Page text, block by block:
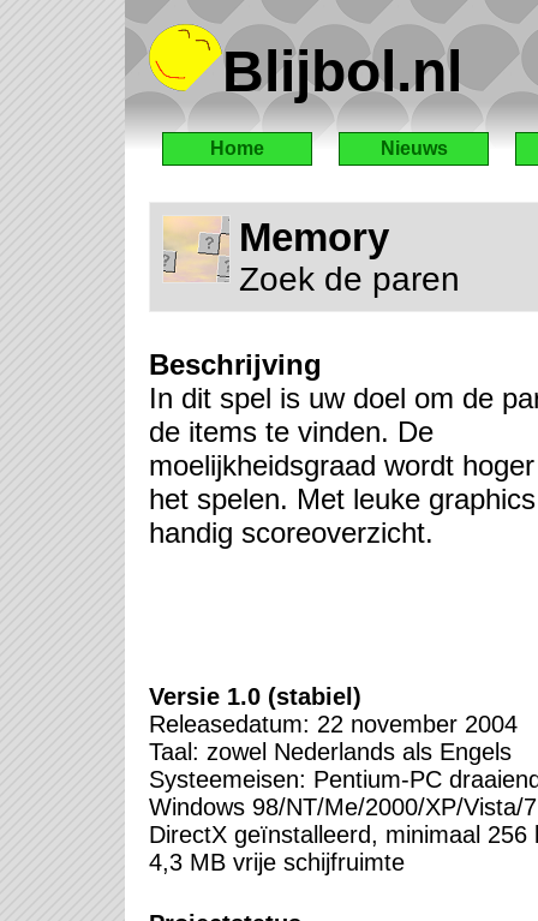
Blijbol.nl
Home Nieuws
Memory
Zoek de paren
Beschrijving
In dit spel is uw doel om de
de items te vinden. De
moelijkheidsgraad wordt
het spelen. Met leuke
handig scoreoverzicht.
Versie 1.0 (stabiel)
Releasedatum: 22 november 2004
Taal: zowel Nederlands als Engels
Systeemeisen: Pentium-PC
Windows 98/NT/Me/2000/XP/Vista/
DirectX geïnstalleerd, minimaal 256
4,3 MB vrije schijfruimte